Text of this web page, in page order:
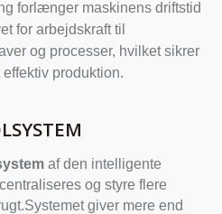
forlænger maskinens driftstid
for arbejdskraft til
og processer, hvilket sikrer
produktion.
af den intelligente
og styre flere
giver mere end